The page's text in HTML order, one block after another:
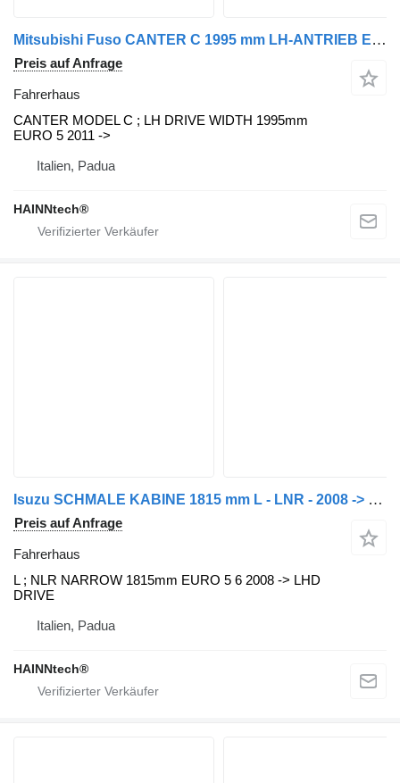
Mitsubishi Fuso CANTER C 1995 mm LH-ANTRIEB EURO 5 2011 -> Fahrerhaus für Mitsubishi Fuso Nutzfahrzeug
Preis auf Anfrage
Fahrerhaus
CANTER MODEL C ; LH DRIVE WIDTH 1995mm
EURO 5 2011 ->
Italien, Padua
HAINNtech®
Isuzu SCHMALE KABINE 1815 mm L - LNR - 2008 -> EURO 5 EURO 6 Fahrerhaus für Isuzu L35 Nutzfahrzeug
Preis auf Anfrage
Fahrerhaus
L ; NLR NARROW 1815mm EURO 5 6 2008 -> LHD
DRIVE
Italien, Padua
HAINNtech®